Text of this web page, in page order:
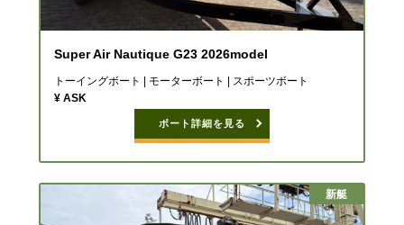
Super Air Nautique G23 2026model
トーイングボート | モーターボート | スポーツボート
¥ ASK
ボート詳細を見る
新艇